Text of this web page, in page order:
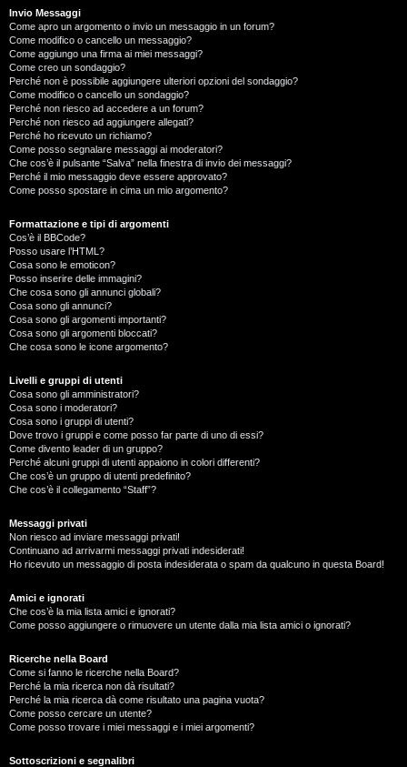
Invio Messaggi
Come apro un argomento o invio un messaggio in un forum?
Come modifico o cancello un messaggio?
Come aggiungo una firma ai miei messaggi?
Come creo un sondaggio?
Perché non è possibile aggiungere ulteriori opzioni del sondaggio?
Come modifico o cancello un sondaggio?
Perché non riesco ad accedere a un forum?
Perché non riesco ad aggiungere allegati?
Perché ho ricevuto un richiamo?
Come posso segnalare messaggi ai moderatori?
Che cos’è il pulsante “Salva” nella finestra di invio dei messaggi?
Perché il mio messaggio deve essere approvato?
Come posso spostare in cima un mio argomento?
Formattazione e tipi di argomenti
Cos’è il BBCode?
Posso usare l’HTML?
Cosa sono le emoticon?
Posso inserire delle immagini?
Che cosa sono gli annunci globali?
Cosa sono gli annunci?
Cosa sono gli argomenti importanti?
Cosa sono gli argomenti bloccati?
Che cosa sono le icone argomento?
Livelli e gruppi di utenti
Cosa sono gli amministratori?
Cosa sono i moderatori?
Cosa sono i gruppi di utenti?
Dove trovo i gruppi e come posso far parte di uno di essi?
Come divento leader di un gruppo?
Perché alcuni gruppi di utenti appaiono in colori differenti?
Che cos’è un gruppo di utenti predefinito?
Che cos’è il collegamento “Staff”?
Messaggi privati
Non riesco ad inviare messaggi privati!
Continuano ad arrivarmi messaggi privati indesiderati!
Ho ricevuto un messaggio di posta indesiderata o spam da qualcuno in questa Board!
Amici e ignorati
Che cos’è la mia lista amici e ignorati?
Come posso aggiungere o rimuovere un utente dalla mia lista amici o ignorati?
Ricerche nella Board
Come si fanno le ricerche nella Board?
Perché la mia ricerca non dà risultati?
Perché la mia ricerca dà come risultato una pagina vuota?
Come posso cercare un utente?
Come posso trovare i miei messaggi e i miei argomenti?
Sottoscrizioni e segnalibri